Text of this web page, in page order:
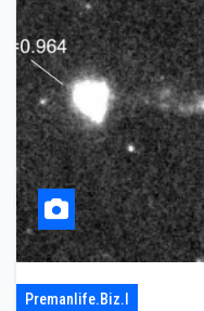
Premanlife.biz.i